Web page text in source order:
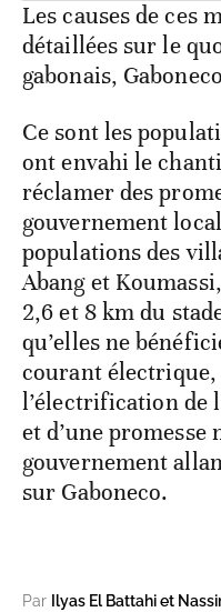
Les causes de ces
détaillées sur le
gabonais,
Ce sont les
ont envahi le
réclamer des
gouvernement
populations des
Abang et
2,6 et 8 km du
qu’elles ne
courant électrique,
l’électrification de
et d’une promesse
gouvernement
sur Gaboneco.
Par Ilyas El Battahi et